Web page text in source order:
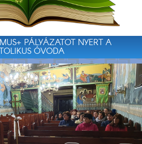
PÁLYÁZATOT NYERT A
ÓVODA